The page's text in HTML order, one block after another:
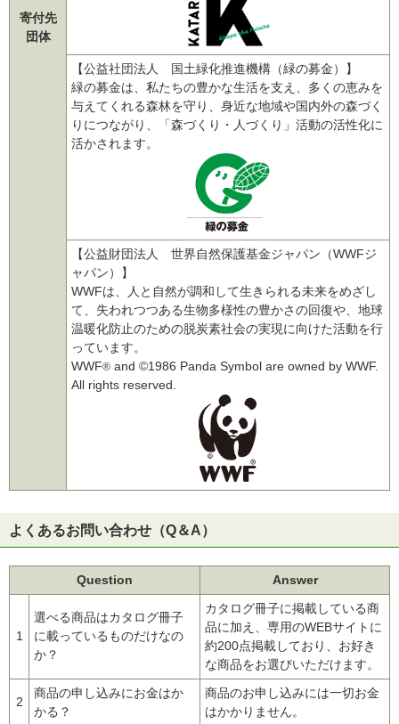
寄付先
団体
【公益社団法人 国土緑化推進機構（緑の募金）】
緑の募金は、私たちの豊かな生活を支え、多くの恵みを
与えてくれる森林を守り、身近な地域や国内外の森づく
りにつながり、「森づくり・人づくり」活動の活性化に
活かされます。
【公益財団法人 世界自然保護基金ジャパン（WWFジ
ャパン）】
WWFは、人と自然が調和して生きられる未来をめざし
て、失われつつある生物多様性の豊かさの回復や、地球
温暖化防止のための脱炭素社会の実現に向けた活動を行
っています。
WWF® and ©1986 Panda Symbol are owned by WWF.
All rights reserved.
よくあるお問い合わせ（Q＆A）
Question Answer
1
選べる商品はカタログ冊子
に載っているものだけなの
か？
カタログ冊子に掲載している商
品に加え、専用のWEBサイトに
約200点掲載しており、お好き
な商品をお選びいただけます。
2
商品の申し込みにお金はか
かる？
商品のお申し込みには一切お金
はかかりません。